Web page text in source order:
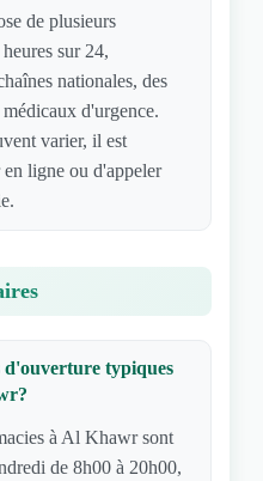
de plusieurs
sur 24,
nationales, des
d'urgence.
varier, il est
ligne ou d'appeler
d'ouverture typiques
à Al Khawr sont
de 8h00 à 20h00,